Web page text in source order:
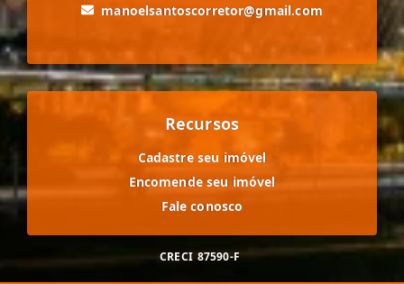
manoelsantoscorretor@gmail.com
Recursos
Cadastre seu imóvel
Encomende seu imóvel
Fale conosco
CRECI 87590-F